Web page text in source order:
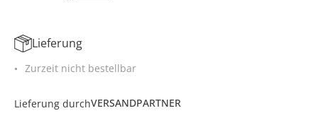
Lieferung
Zurzeit nicht bestellbar
Lieferung durchVERSANDPARTNER